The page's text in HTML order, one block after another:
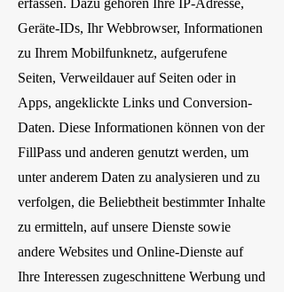
erfassen. Dazu gehören Ihre IP-Adresse,
Geräte-IDs, Ihr Webbrowser, Informationen
zu Ihrem Mobilfunknetz, aufgerufene
Seiten, Verweildauer auf Seiten oder in
Apps, angeklickte Links und Conversion-
Daten. Diese Informationen können von der
FillPass und anderen genutzt werden, um
unter anderem Daten zu analysieren und zu
verfolgen, die Beliebtheit bestimmter Inhalte
zu ermitteln, auf unsere Dienste sowie
andere Websites und Online-Dienste auf
Ihre Interessen zugeschnittene Werbung und